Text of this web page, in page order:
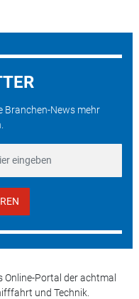
Branchen-News mehr
Portal der achtmal
und Technik.